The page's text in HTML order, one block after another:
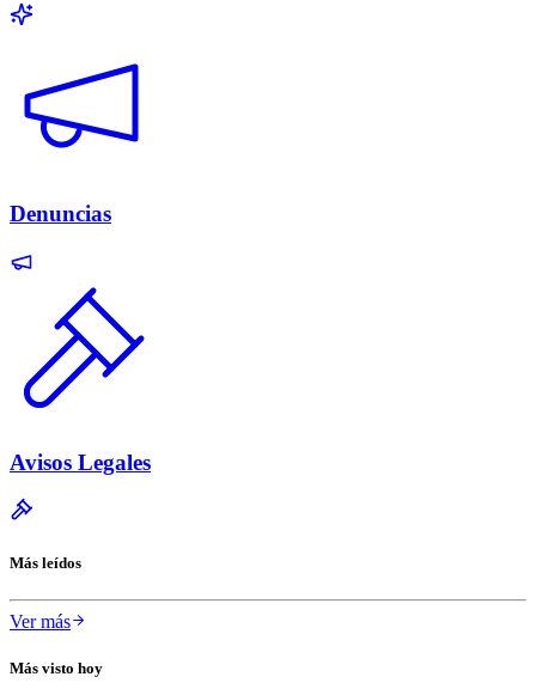
Denuncias
Avisos Legales
Más leídos
Ver más
Más visto hoy